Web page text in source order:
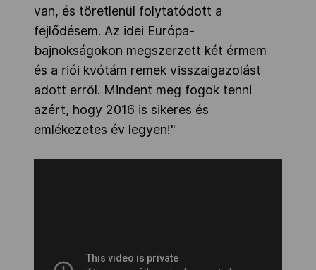
van, és töretlenül folytatódott a
fejlődésem. Az idei Európa-
bajnokságokon megszerzett két érmem
és a riói kvótám remek visszaigazolást
adott erről. Mindent meg fogok tenni
azért, hogy 2016 is sikeres és
emlékezetes év legyen!"